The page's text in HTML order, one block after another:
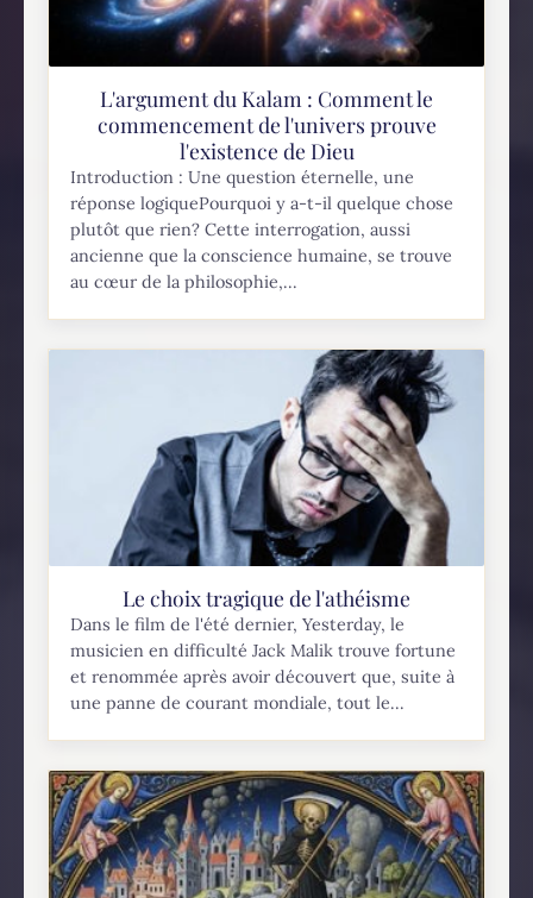
L'argument du Kalam : Comment le
commencement de l'univers prouve
l'existence de Dieu
Introduction : Une question éternelle, une
réponse logiquePourquoi y a-t-il quelque chose
plutôt que rien? Cette interrogation, aussi
ancienne que la conscience humaine, se trouve
au cœur de la philosophie,...
Le choix tragique de l'athéisme
Dans le film de l'été dernier, Yesterday, le
musicien en difficulté Jack Malik trouve fortune
et renommée après avoir découvert que, suite à
une panne de courant mondiale, tout le...